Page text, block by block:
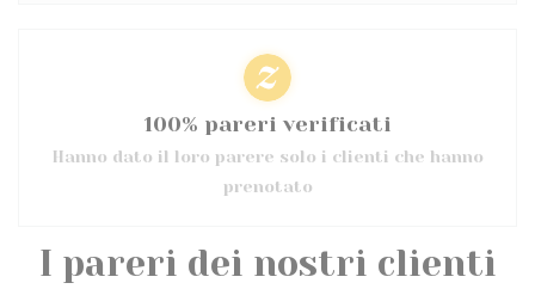
I pareri dei nostri clienti
100% pareri verificati
Hanno dato il loro parere solo i clienti che hanno
prenotato